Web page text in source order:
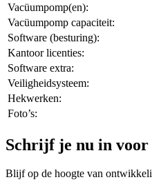
Vacüumpomp(en):
Vacüumpomp capaciteit:
Software (besturing):
Kantoor licenties:
Software extra:
Veiligheidsysteem:
Hekwerken:
Foto’s:
Schrijf je nu in voor
Blijf op de hoogte van